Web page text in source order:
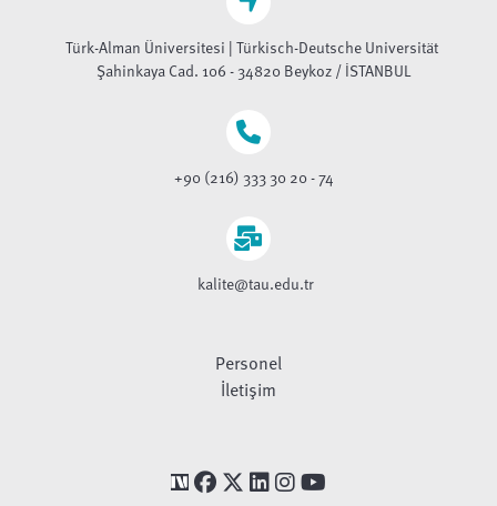
Türk-Alman Üniversitesi | Türkisch-Deutsche Universität
Şahinkaya Cad. 106 - 34820 Beykoz / İSTANBUL
+90 (216) 333 30 20 - 74
kalite@tau.edu.tr
Personel
İletişim